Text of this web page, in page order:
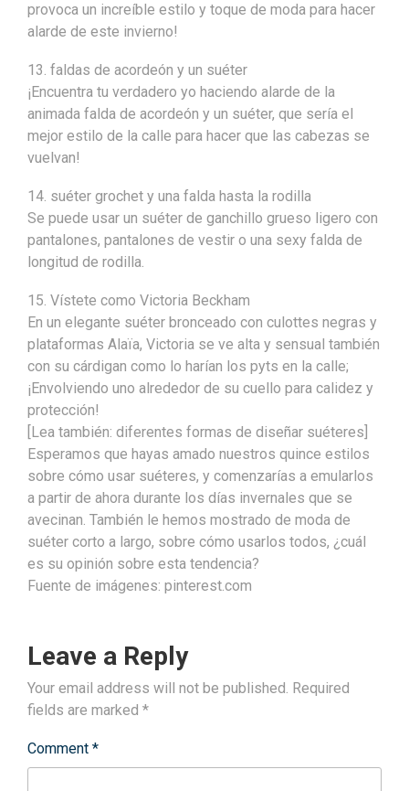
provoca un increíble estilo y toque de moda para hacer
alarde de este invierno!
13. faldas de acordeón y un suéter
¡Encuentra tu verdadero yo haciendo alarde de la
animada falda de acordeón y un suéter, que sería el
mejor estilo de la calle para hacer que las cabezas se
vuelvan!
14. suéter grochet y una falda hasta la rodilla
Se puede usar un suéter de ganchillo grueso ligero con
pantalones, pantalones de vestir o una sexy falda de
longitud de rodilla.
15. Vístete como Victoria Beckham
En un elegante suéter bronceado con culottes negras y
plataformas Alaïa, Victoria se ve alta y sensual también
con su cárdigan como lo harían los pyts en la calle;
¡Envolviendo uno alrededor de su cuello para calidez y
protección!
[Lea también: diferentes formas de diseñar suéteres]
Esperamos que hayas amado nuestros quince estilos
sobre cómo usar suéteres, y comenzarías a emularlos
a partir de ahora durante los días invernales que se
avecinan. También le hemos mostrado de moda de
suéter corto a largo, sobre cómo usarlos todos, ¿cuál
es su opinión sobre esta tendencia?
Fuente de imágenes: pinterest.com
Leave a Reply
Your email address will not be published. Required
fields are marked *
Comment *